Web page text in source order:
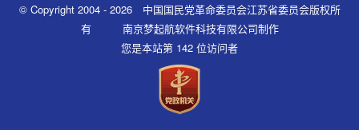
© Copyright 2004 - 2026 中国国民党革命委员会江苏省委员会版权所
有 南京梦起航软件科技有限公司制作
您是本站第 142 位访问者